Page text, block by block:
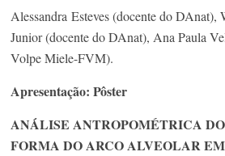
Alessandra Esteves (docente do DAnat),
Junior (docente do DAnat), Ana Paula
Volpe Miele-FVM).
Apresentação: Pôster
ANÁLISE ANTROPOMÉTRICA
FORMA DO ARCO ALVEOLAR